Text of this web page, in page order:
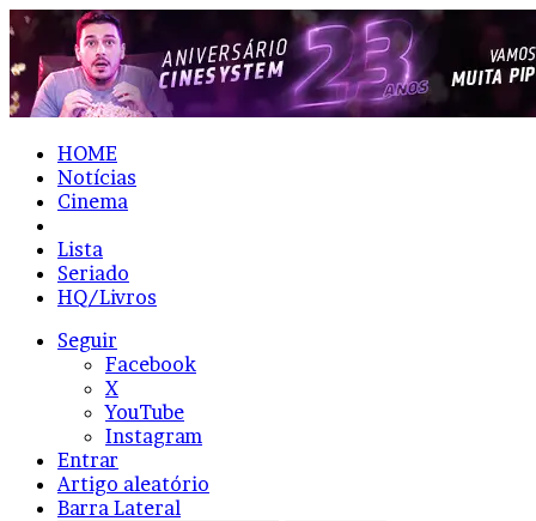
HOME
Notícias
Cinema
Lista
Seriado
HQ/Livros
Seguir
Facebook
X
YouTube
Instagram
Entrar
Artigo aleatório
Barra Lateral